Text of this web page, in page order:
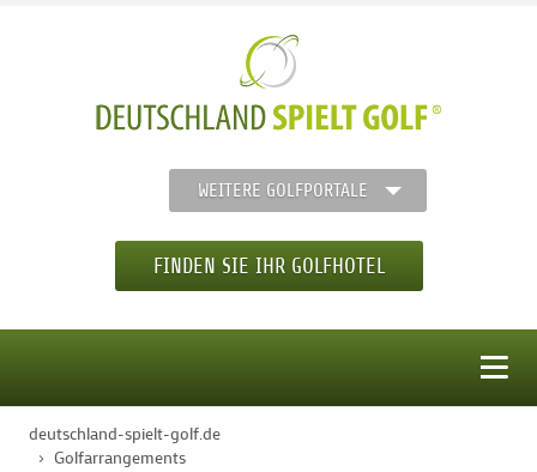
WEITERE GOLFPORTALE
FINDEN SIE IHR GOLFHOTEL
STARTSEITE
deutschland-spielt-golf.de
Golfarrangements